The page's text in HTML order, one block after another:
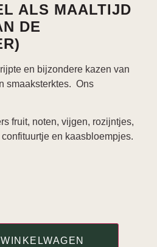
ALS MAALTIJD
DE
en bijzondere kazen van
smaaksterktes. Ons
fruit, noten, vijgen, rozijntjes,
en kaasbloempjes.
WINKELWAGEN